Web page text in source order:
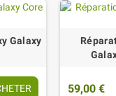
Galaxy
59,00 €